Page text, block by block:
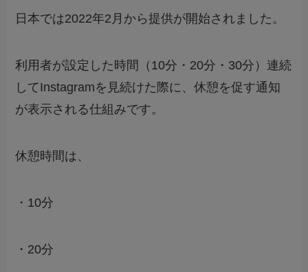
日本では2022年2月から提供が開始されました。
利用者が設定した時間（10分・20分・30分）連続
してInstagramを見続けた際に、休憩を促す通知
が表示される仕組みです。
休憩時間は、
・10分
・20分